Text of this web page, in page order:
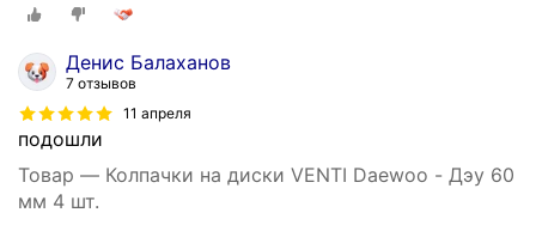
Денис Балаханов
7 отзывов
11 апреля
подошли
Товар — Колпачки на диски VENTI Daewoo - Дэу 60
мм 4 шт.